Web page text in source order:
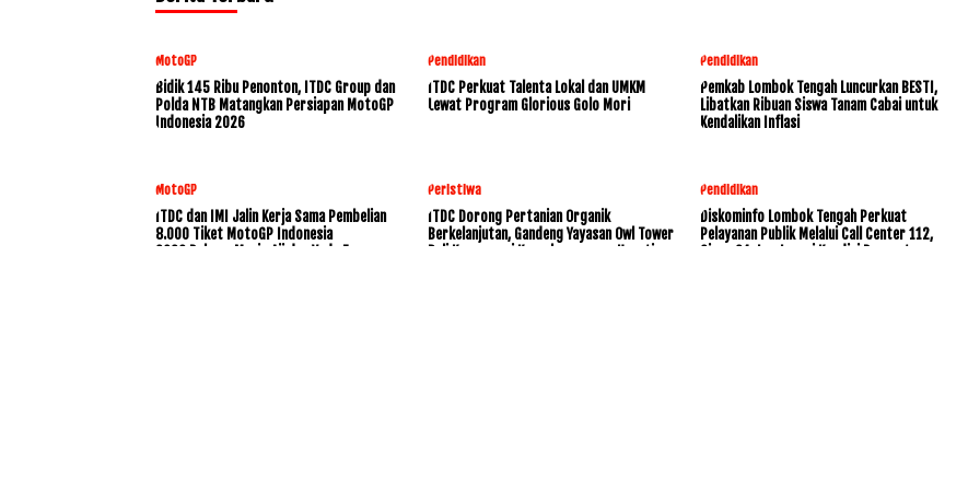
MotoGP
Bidik 145 Ribu Penonton, ITDC Group dan
Polda NTB Matangkan Persiapan MotoGP
Indonesia 2026
Pendidikan
ITDC Perkuat Talenta Lokal dan UMKM
Lewat Program Glorious Golo Mori
Pendidikan
Pemkab Lombok Tengah Luncurkan BESTI,
Libatkan Ribuan Siswa Tanam Cabai untuk
Kendalikan Inflasi
MotoGP
ITDC dan IMI Jalin Kerja Sama Pembelian
8.000 Tiket MotoGP Indonesia
2026,Dukung Mario Aji dan Veda Ega
Peristiwa
ITDC Dorong Pertanian Organik
Berkelanjutan, Gandeng Yayasan Owl Tower
Bali Konservasi Keanekaragaman Hayati
Pendidikan
Diskominfo Lombok Tengah Perkuat
Pelayanan Publik Melalui Call Center 112,
Siaga 24 Jam Layani Kondisi Darurat